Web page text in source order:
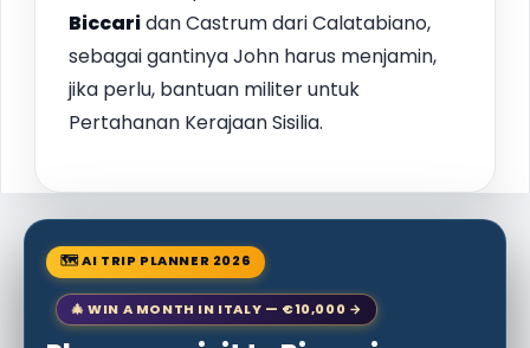
Biccaridan Castrum dari Calatabiano,
sebagai gantinya John harus menjamin,
jika perlu, bantuan militer untuk
Pertahanan Kerajaan Sisilia.
🗺 AI TRIP PLANNER 2026
🎄 WIN A MONTH IN ITALY — €10,000 →